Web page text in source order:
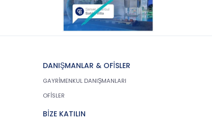
DANIŞMANLAR & OFİSLER
GAYRİMENKUL DANIŞMANLARI
OFİSLER
BİZE KATILIN